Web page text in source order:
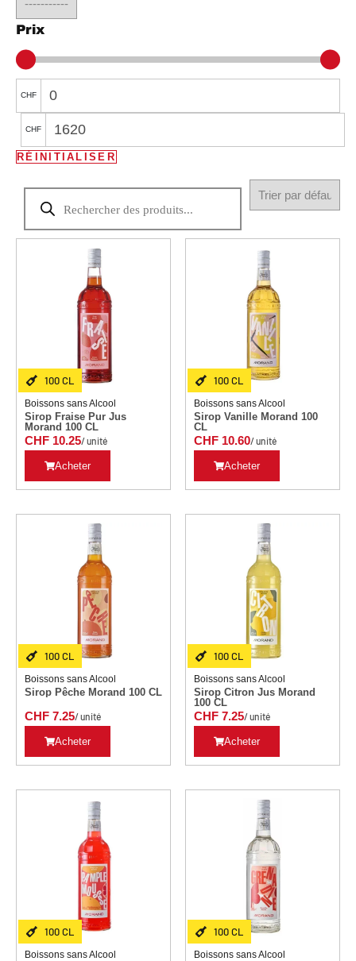
Prix
CHF
CHF
RÉINITIALISER
100 CL
Boissons sans Alcool
Sirop Fraise Pur Jus
Morand 100 CL
CHF 10.25/ unité
Acheter
100 CL
Boissons sans Alcool
Sirop Vanille Morand 100
CL
CHF 10.60/ unité
Acheter
100 CL
Boissons sans Alcool
Sirop Pêche Morand 100 CL
CHF 7.25/ unité
Acheter
100 CL
Boissons sans Alcool
Sirop Citron Jus Morand
100 CL
CHF 7.25/ unité
Acheter
100 CL
Boissons sans Alcool
100 CL
Boissons sans Alcool